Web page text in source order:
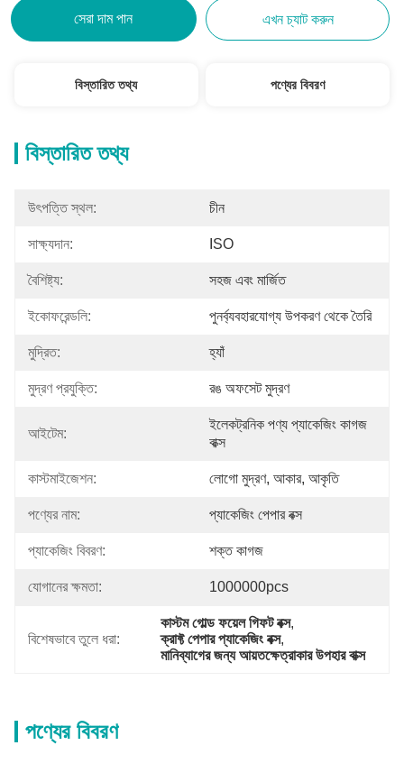
সেরা দাম পান এখন চ্যাট করুন
বিস্তারিত তথ্য পণ্যের বিবরণ
বিস্তারিত তথ্য
উৎপত্তি স্থল: চীন
সাক্ষ্যদান: ISO
বৈশিষ্ট্য: সহজ এবং মার্জিত
ইকোফরেন্ডলি: পুনর্ব্যবহারযোগ্য উপকরণ থেকে তৈরি
মুদ্রিত: হ্যাঁ
মুদ্রণ প্রযুক্তি: রঙ অফসেট মুদ্রণ
আইটেম:
ইলেকট্রনিক পণ্য প্যাকেজিং কাগজ
বাক্স
কাস্টমাইজেশন: লোগো মুদ্রণ, আকার, আকৃতি
পণ্যের নাম: প্যাকেজিং পেপার বক্স
প্যাকেজিং বিবরণ: শক্ত কাগজ
যোগানের ক্ষমতা: 1000000pcs
বিশেষভাবে তুলে ধরা:
কাস্টম গোল্ড ফয়েল গিফট বক্স,
ক্রাফ্ট পেপার প্যাকেজিং বক্স,
মানিব্যাগের জন্য আয়তক্ষেত্রাকার উপহার বাক্স
পণ্যের বিবরণ